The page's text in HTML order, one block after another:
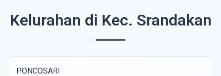
Kelurahan di Kec. Srandakan
PONCOSARI